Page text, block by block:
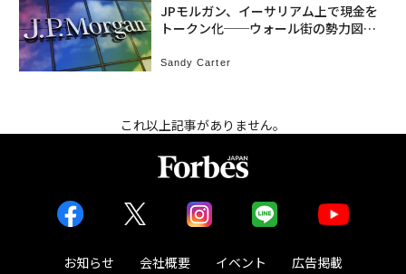
JPモルガン、イーサリアム上で現金を
トークン化──ウォール街の勢力図を
Sandy Carter
これ以上記事がありません。
お知らせ 会社概要 イベント 広告掲載